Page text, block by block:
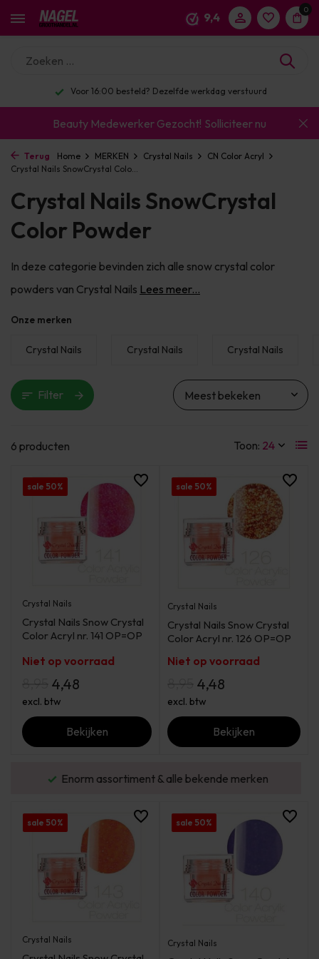
9,4
0
Enorm assortiment & alle bekende merken
Beauty Medewerker Gezocht! Solliciteer nu
Terug Home MERKEN Crystal Nails
CN Color Acryl
Crystal Nails SnowCrystal Colo...
Crystal Nails SnowCrystal
Color Powder
In deze categorie bevinden zich alle snow crystal color
powders van Crystal Nails Lees meer...
Onze merken
Crystal Nails Crystal Nails Crystal Nails
Filter
6 producten Toon:
sale 50%
Crystal Nails
Crystal Nails Snow Crystal
Color Acryl nr. 141 OP=OP
Niet op voorraad
4,48
excl. btw
Bekijken
sale 50%
Crystal Nails
Crystal Nails Snow Crystal
Color Acryl nr. 126 OP=OP
Niet op voorraad
4,48
excl. btw
Bekijken
Enorm assortiment & alle bekende merken
sale 50%
Crystal Nails
sale 50%
Crystal Nails